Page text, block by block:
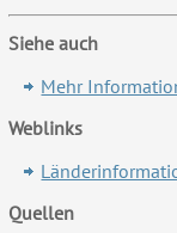
Siehe auch
Mehr
Weblinks
Quellen